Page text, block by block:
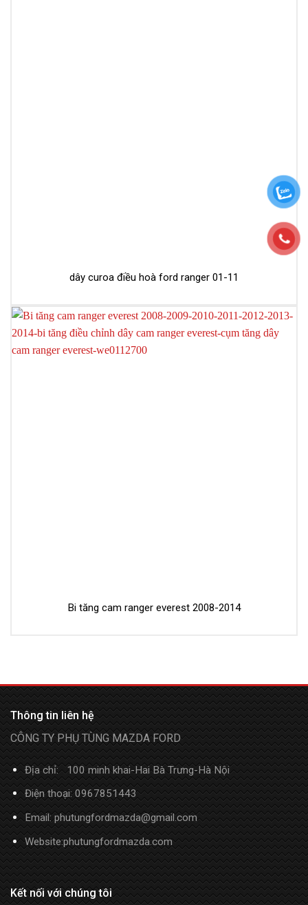
dây curoa điều hoà ford ranger 01-11
Bi tăng cam ranger everest 2008-2014
Thông tin liên hệ
CÔNG TY PHỤ TÙNG MAZDA FORD
Địa chỉ: 100 minh khai-Hai Bà Trưng-Hà Nội
Điện thoại: 0967851443
Email: phutungfordmazda@gmail.com
Website:phutungfordmazda.com
Kết nối với chúng tôi